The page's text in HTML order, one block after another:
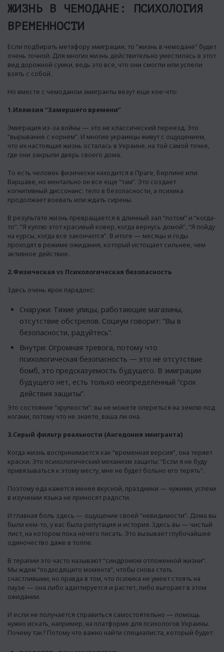
ЖИЗНЬ В ЧЕМОДАНЕ: ПСИХОЛОГИЯ
ВРЕМЕННОСТИ
Если подбирать метафору эмиграции, то “жизнь в чемодане” будет
очень точной. Для многих жизнь действительно уместилась в этот
вид дорожной сумки, ведь это все, что они смогли или успели
взять с собой.
Но вместе с чемоданом эмигранты везут еще кое-что:
1.Иллюзия “Замершего времени”
Эмиграция из-за войны — это не классический переезд. Это
“вырывание с корнем”. И многие украинцы живут с ощущением,
что их настоящая жизнь осталась в Украине, на той самой точке,
где они закрыли дверь своего дома.
То есть человек физически находится в Праге, Берлине или
Варшаве, но ментально он все еще “там”. Это создает
когнитивный диссонанс: тело в безопасности, а психика
продолжает воевать или ждать сирены.
В результате жизнь превращается в длинный зал “потом” и “когда-
то”. “Я куплю этот красивый ковер, когда вернусь домой”, “Я пойду
на курсы, когда все закончится”. В итоге — месяцы и годы
проходят в режиме ожидания, который истощает сильнее, чем
активное действие.
2.Физическая vs Психологическая безопасность
Здесь очень ярок парадокс:
Снаружи: Тихие улицы, работающие магазины,
отсутствие обстрелов. Социум говорит: “Вы в
безопасности, радуйтесь”.
Внутри: Огромная тревога, потому что
психологическая безопасность — это не отсутствие
бомб, это предсказуемость будущего. В эмиграции
будущего нет, есть только неопределенный “срок
действия защиты”.
Это состояние “хрупкости”: вы не можете опереться на землю под
ногами, потому что не знаете, ваша ли она.
3.Серый фильтр реальности (Ангедония эмигранта)
Когда жизнь воспринимается как “временная версия”, она теряет
краски. Это психологический механизм защиты: “Если я не буду
привязываться к этому месту, мне не будет больно его терять”.
Поэтому еда кажется менее вкусной, праздники — чужими, успехи
в изучении языка не приносят радости.
И главная боль здесь — ощущение своей “невидимости”. Дома вы
были кем-то, у вас была репутация и история. Здесь вы — чистый
лист, на котором пока нечего писать. Это вызывает глубочайшее
одиночество даже в толпе.
В терапии это часто называют “синдромом отложенной жизни”.
Мы ждем “подходящего момента”, чтобы снова стать
счастливыми, но правда в том, что психика не умеет стоять на
паузе — она либо адаптируется и растет, либо выгорает в этом
ожидании.
И если не получается справиться самостоятельно — помощь
нужно искать, например, на платформе для психологов Украины.
Почему так? Потому что важно найти специалиста, который будет: